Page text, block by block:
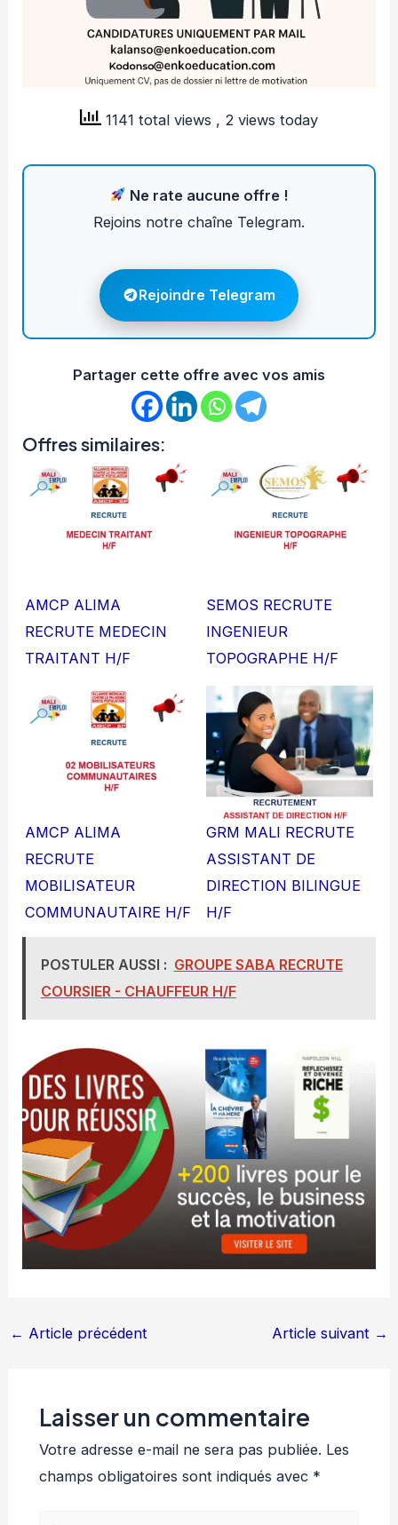
1141 total views , 2 views today
Ne rate aucune offre !
Rejoins notre chaîne Telegram.
Rejoindre Telegram
Partager cette offre avec vos amis
Offres similaires:
AMCP ALIMA
RECRUTE MEDECIN
TRAITANT H/F
SEMOS RECRUTE
INGENIEUR
TOPOGRAPHE H/F
AMCP ALIMA
RECRUTE
MOBILISATEUR
COMMUNAUTAIRE H/F
GRM MALI RECRUTE
ASSISTANT DE
DIRECTION BILINGUE
H/F
POSTULER AUSSI : GROUPE SABA RECRUTE
COURSIER - CHAUFFEUR H/F
← Article précédent Article suivant →
Laisser un commentaire
Votre adresse e-mail ne sera pas publiée. Les
champs obligatoires sont indiqués avec *